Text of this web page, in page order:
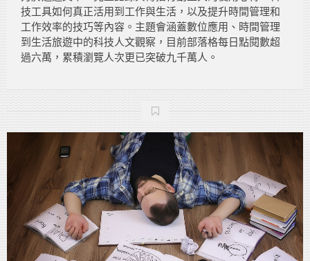
技工具如何真正活用到工作與生活，以及提升時間管理和
工作效率的技巧等內容。主題會涵蓋數位應用、時間管理
到生活旅遊中的科技人文觀察，目前部落格每日點閱數超
過六萬，累積瀏覽人次更已突破九千萬人。